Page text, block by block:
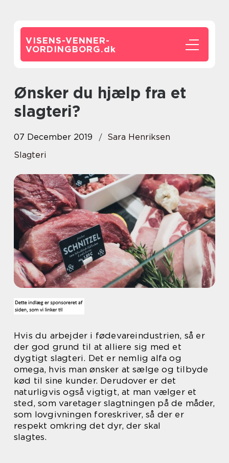
VISENS-VENNER-
VORDINGBORG.dk
Ønsker du hjælp fra et
slagteri?
07 December 2019
Sara Henriksen
Slagteri
Hvis du arbejder i fødevareindustrien, så er
der god grund til at alliere sig med et
dygtigt slagteri. Det er nemlig alfa og
omega, hvis man ønsker at sælge og tilbyde
kød til sine kunder. Derudover er det
naturligvis også vigtigt, at man vælger et
sted, som varetager slagtningen på de måder,
som lovgivningen foreskriver, så der er
respekt omkring det dyr, der skal
slagtes.